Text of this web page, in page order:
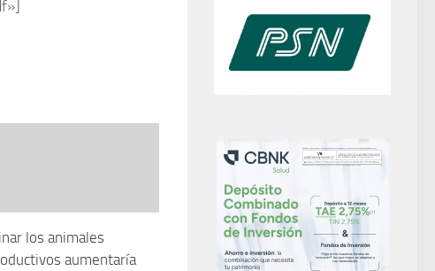
los animales
aumentaría